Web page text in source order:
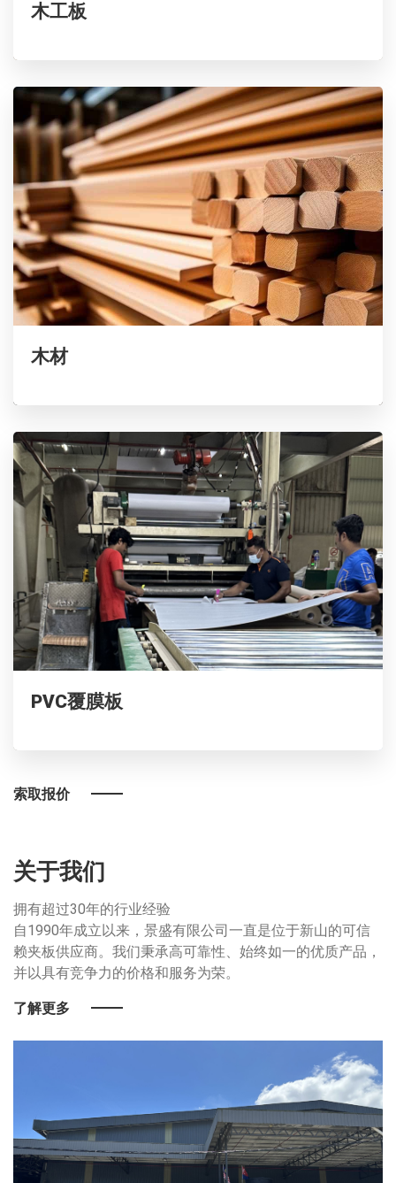
木工板
木材
PVC覆膜板
索取报价
关于我们
拥有超过30年的行业经验
自1990年成立以来，景盛有限公司一直是位于新山的可信
赖夹板供应商。我们秉承高可靠性、始终如一的优质产品，
并以具有竞争力的价格和服务为荣。
了解更多